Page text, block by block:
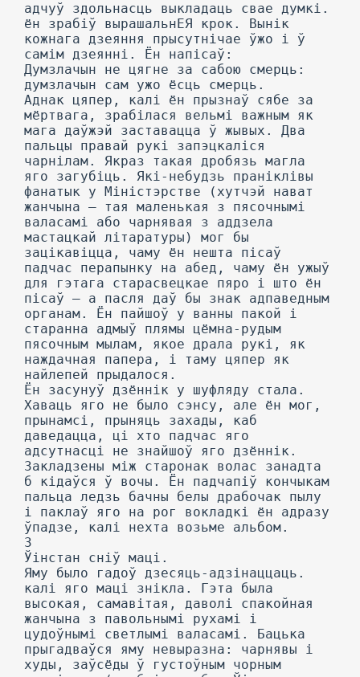
адчуў здольнасць выкладаць свае думкі.
ён зрабіў вырашальнЕЯ крок. Вынік
кожнага дзеяння прысутнічае ўжо і ў
самім дзеянні. Ён напісаў:
Думзлачын не цягне за сабою смерць:
думзлачын сам ужо ёсць смерць.
Аднак цяпер, калі ён прызнаў сябе за
мёртвага, зрабілася вельмі важным як
мага даўжэй заставацца ў жывых. Два
пальцы правай рукі запэцкаліся
чарнілам. Якраз такая дробязь магла
яго загубіць. Які-небудзь праніклівы
фанатык у Міністэрстве (хутчэй нават
жанчына — тая маленькая з пясочнымі
валасамі або чарнявая з аддзела
мастацкай літаратуры) мог бы
зацікавіцца, чаму ён нешта пісаў
падчас перапынку на абед, чаму ён ужыў
для гэтага старасвецкае пяро і што ён
пісаў — а пасля даў бы знак адпаведным
органам. Ён пайшоў у ванны пакой і
старанна адмыў плямы цёмна-рудым
пясочным мылам, якое драла рукі, як
наждачная папера, і таму цяпер як
найлепей прыдалося.
Ён засунуў дзённік у шуфляду стала.
Хаваць яго не было сэнсу, але ён мог,
прынамсі, прыняць захады, каб
даведацца, ці хто падчас яго
адсутнасці не знайшоў яго дзённік.
Закладзены між старонак волас занадта
б кідаўся ў вочы. Ён падчапіў кончыкам
пальца ледзь бачны белы драбочак пылу
і паклаў яго на рог вокладкі ён адразу
ўпадзе, калі нехта возьме альбом.
3
Ўінстан сніў маці.
Яму было гадоў дзесяць-адзінаццаць.
калі яго маці знікла. Гэта была
высокая, самавітая, даволі спакойная
жанчына з павольнымі рухамі і
цудоўнымі светлымі валасамі. Бацька
прыгадваўся яму невыразна: чарнявы і
худы, заўсёды ў густоўным чорным